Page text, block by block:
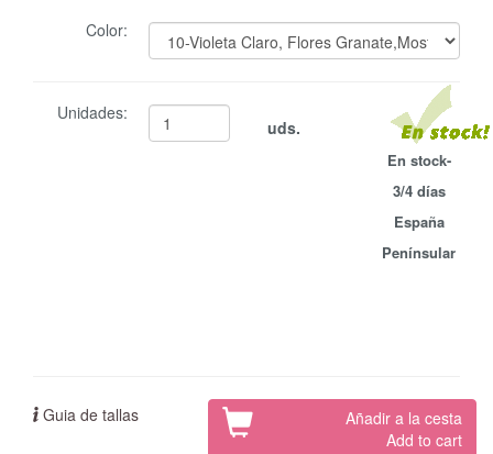
Color:
Unidades:
uds.
En stock-
3/4 días
España
Penínsular
Guia de tallas
Añadir a la cesta
Add to cart